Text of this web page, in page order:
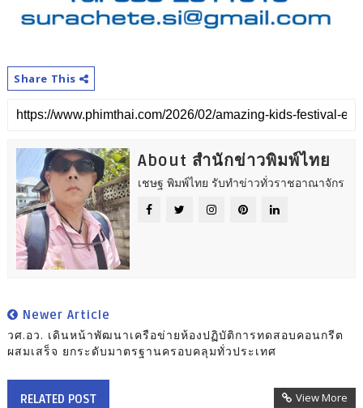
Share This
About สำนักข่าวพิมพ์ไทย
เชษฐ พิมพ์ไทย รับทำข่าวทั่วราชอาณาจักร
Newer Article
วศ.อว. เดินหน้าพัฒนาเครือข่ายห้องปฏิบัติการทดสอบคอนกรีต
ผสมเสร็จ ยกระดับมาตรฐานครอบคลุมทั่วประเทศ
RELATED POST View More